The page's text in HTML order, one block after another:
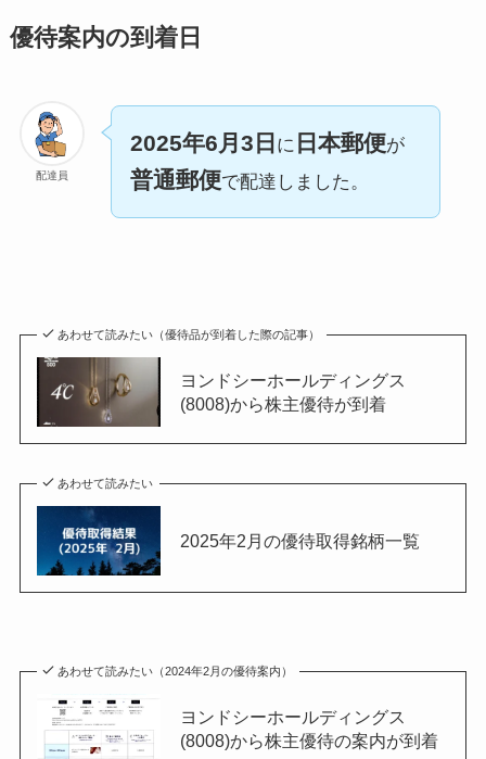
優待案内の到着日
配達員
2025年6月3日 に 日本郵便が
普通郵便で配達しました。
あわせて読みたい（優待品が到着した際の記事）
ヨンドシーホールディングス
(8008)から株主優待が到着
あわせて読みたい
2025年2月の優待取得銘柄一覧
あわせて読みたい（2024年2月の優待案内）
ヨンドシーホールディングス
(8008)から株主優待の案内が到着